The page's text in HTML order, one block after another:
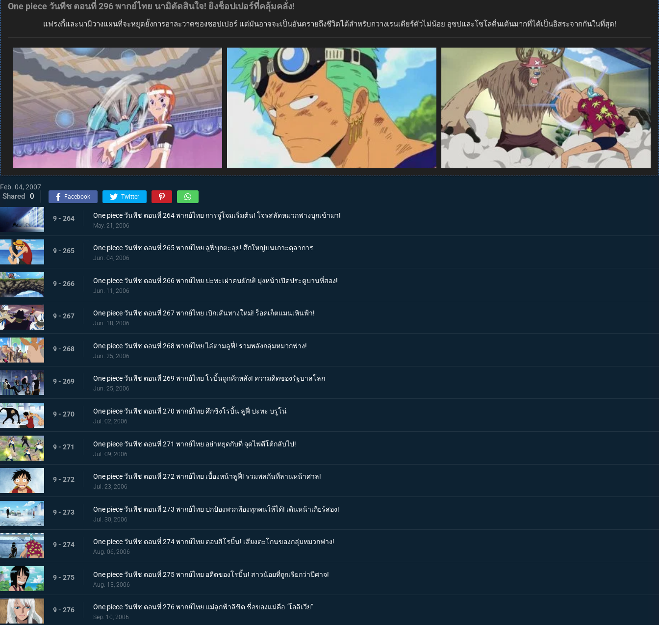
One piece วันพีช ตอนที่ 296 พากย์ไทย นามิตัดสินใจ! ยิงช็อปเปอร์ที่คลุ้มคลั่ง!
แฟรงกี้และนามิวางแผนที่จะหยุดยั้งการอาละวาดของชอปเปอร์ แต่มันอาจจะเป็นอันตรายถึงชีวิตได้สำหรับกวางเรนเดียร์ตัวไม่น้อย อุซปและโซโลตื่นเต้นมากที่ได้เป็นอิสระจากกันในที่สุด!
Feb. 04, 2007
Shared 0 Facebook Twitter
9 - 264 One piece วันพีช ตอนที่ 264 พากย์ไทย การจู่โจมเริ่มต้น! โจรสลัดหมวกฟางบุกเข้ามา!
May. 21, 2006
9 - 265 One piece วันพีช ตอนที่ 265 พากย์ไทย ลูฟี่บุกตะลุย! ศึกใหญ่บนเกาะตุลาการ
Jun. 04, 2006
9 - 266 One piece วันพีช ตอนที่ 266 พากย์ไทย ปะทะเผ่าคนยักษ์! มุ่งหน้าเปิดประตูบานที่สอง!
Jun. 11, 2006
9 - 267 One piece วันพีช ตอนที่ 267 พากย์ไทย เบิกเส้นทางใหม่! ร็อคเก็ตแมนเหินฟ้า!
Jun. 18, 2006
9 - 268 One piece วันพีช ตอนที่ 268 พากย์ไทย ไล่ตามลูฟี่! รวมพลังกลุ่มหมวกฟาง!
Jun. 25, 2006
9 - 269 One piece วันพีช ตอนที่ 269 พากย์ไทย โรบิ้นถูกหักหลัง! ความคิดของรัฐบาลโลก
Jun. 25, 2006
9 - 270 One piece วันพีช ตอนที่ 270 พากย์ไทย ศึกชิงโรบิ้น ลูฟี่ ปะทะ บรูโน่
Jul. 02, 2006
9 - 271 One piece วันพีช ตอนที่ 271 พากย์ไทย อย่าหยุดกับที่ จุดไฟตีโต้กลับไป!
Jul. 09, 2006
9 - 272 One piece วันพีช ตอนที่ 272 พากย์ไทย เบื้องหน้าลูฟี่! รวมพลกันที่ลานหน้าศาล!
Jul. 23, 2006
9 - 273 One piece วันพีช ตอนที่ 273 พากย์ไทย ปกป้องพวกพ้องทุกคนให้ได้! เดินหน้าเกียร์สอง!
Jul. 30, 2006
9 - 274 One piece วันพีช ตอนที่ 274 พากย์ไทย ตอบสิโรบิ้น! เสียงตะโกนของกลุ่มหมวกฟาง!
Aug. 06, 2006
9 - 275 One piece วันพีช ตอนที่ 275 พากย์ไทย อดีตของโรบิ้น! สาวน้อยที่ถูกเรียกว่าปีศาจ!
Aug. 13, 2006
9 - 276 One piece วันพีช ตอนที่ 276 พากย์ไทย แม่ลูกฟ้าลิขิต ชื่อของแม่คือ "โอลิเวีย"
Sep. 10, 2006